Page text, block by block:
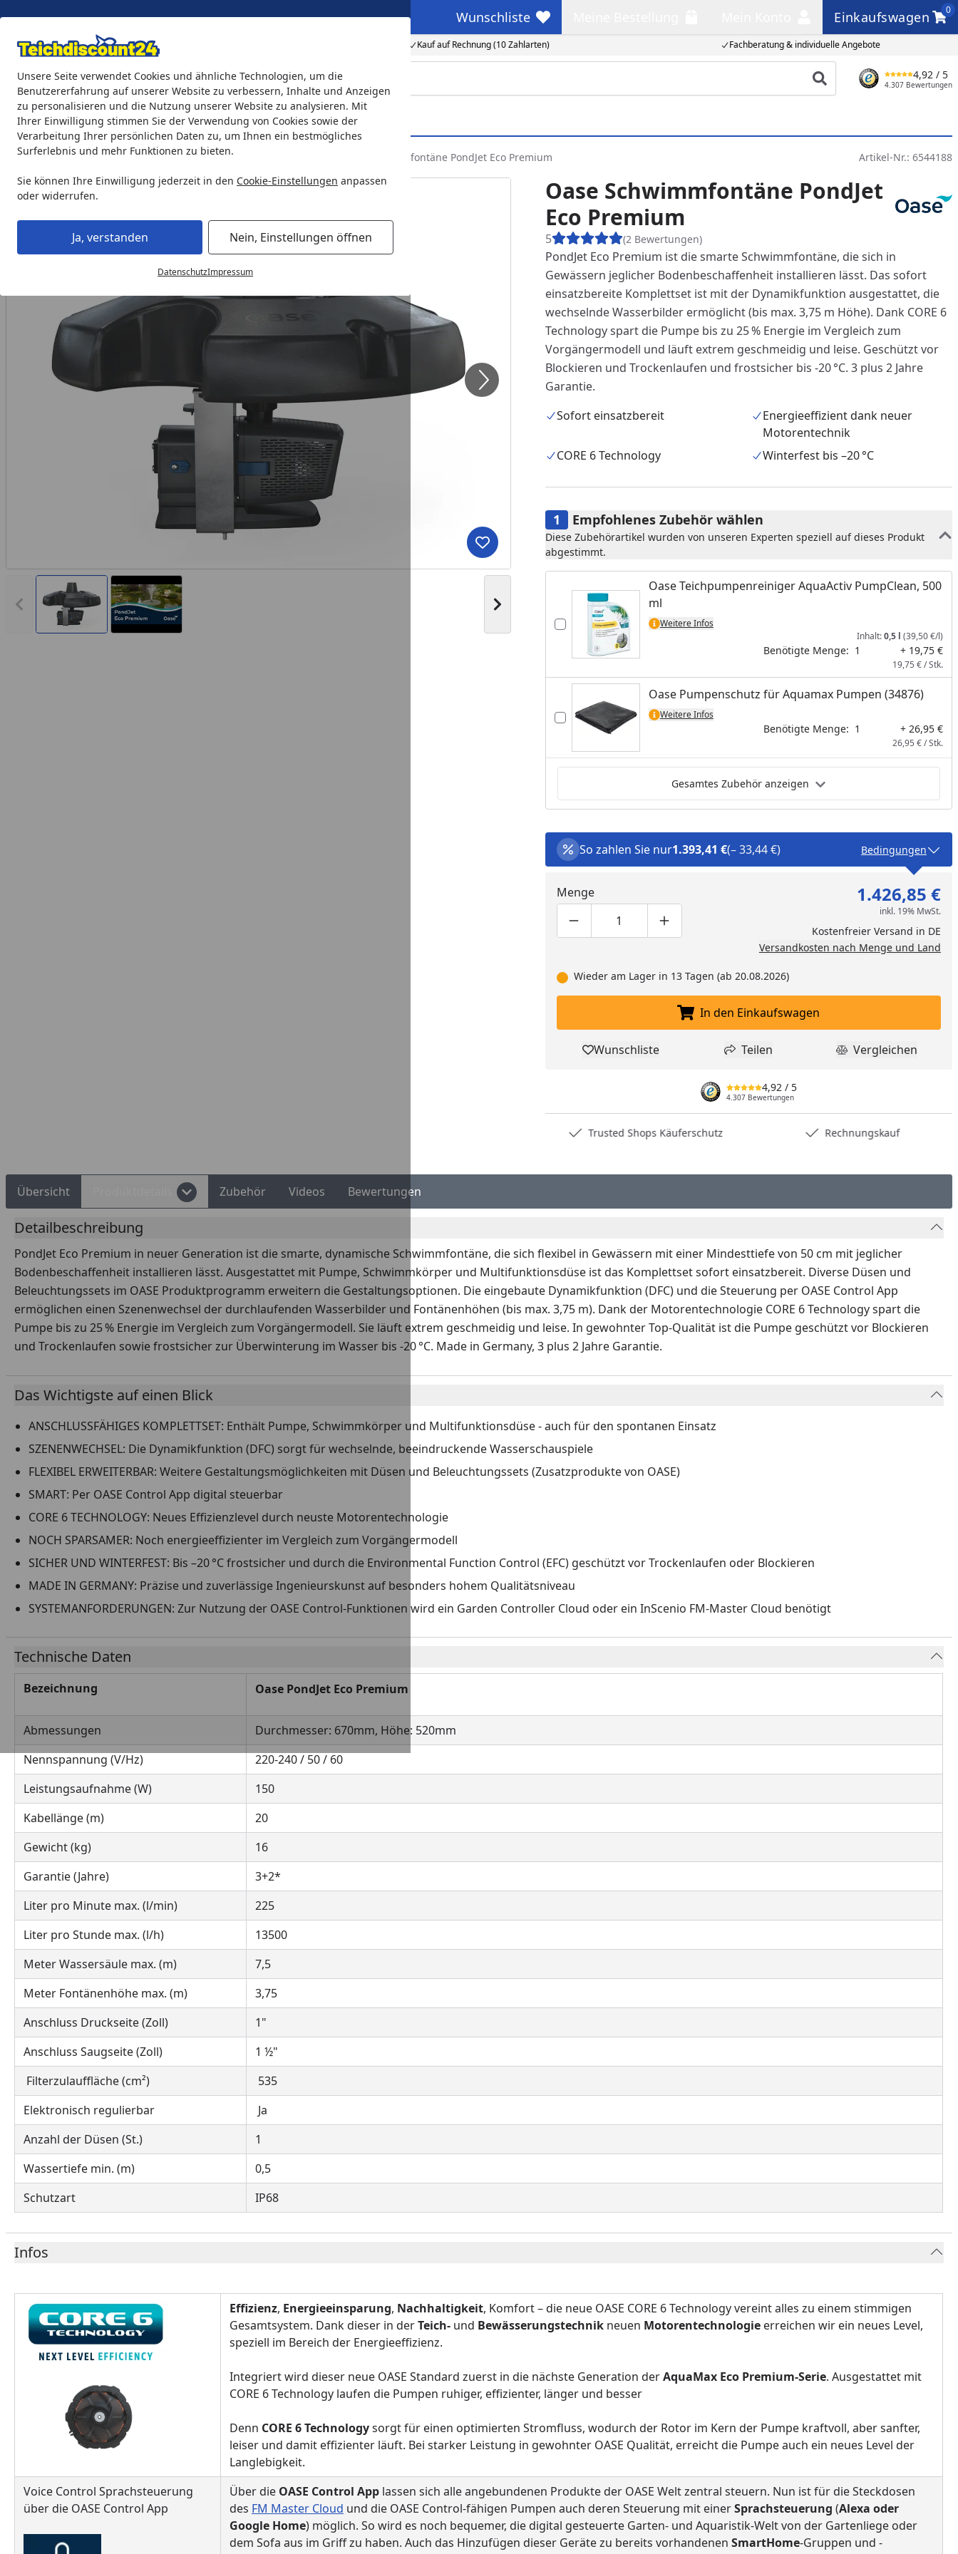
Unsere Seite verwendet Cookies und ähnliche Technologien, um die
Benutzererfahrung auf unserer Website zu verbessern, Inhalte und Anzeigen
zu personalisieren und die Nutzung unserer Website zu analysieren. Mit
Ihrer Einwilligung stimmen Sie der Verwendung von Cookies sowie der
Verarbeitung Ihrer persönlichen Daten zu, um Ihnen ein bestmögliches
Surferlebnis und mehr Funktionen zu bieten.
Sie können Ihre Einwilligung jederzeit in den Cookie-Einstellungen anpassen
oder widerrufen.
Ja, verstanden Nein, Einstellungen öffnen
DatenschutzImpressum
Eigene Montage-Teams Kauf auf Rechnung (10 Zahlarten) Fachberatung & individuelle Angebote
Wunschliste
Wunschliste Einkaufswagen
0
Einkaufswagen
Produkt suchen
4,92 / 5
4.307 Bewertungen
Teichprodukte Aquaristik Söll Teichpflege & Fischfutter
Teichprodukte Wasserspiele Schwimmende Wasserspiele Oase Schwimmfontäne PondJet Eco Premium Artikel-Nr.: 6544188
Youtube-Video
Vorheriges Bild anzeigen Nächstes Bild anzeigen
Produkt zur Wunschliste hinzufügen
Oase Schwimmfontäne PondJet
Eco Premium
5 (2 Bewertungen)
PondJet Eco Premium ist die smarte Schwimmfontäne, die sich in
Gewässern jeglicher Bodenbeschaffenheit installieren lässt. Das sofort
einsatzbereite Komplettset ist mit der Dynamikfunktion ausgestattet, die
wechselnde Wasserbilder ermöglicht (bis max. 3,75 m Höhe). Dank CORE 6
Technology spart die Pumpe bis zu 25 % Energie im Vergleich zum
Vorgängermodell und läuft extrem geschmeidig und leise. Geschützt vor
Blockieren und Trockenlaufen und frostsicher bis -20 °C. 3 plus 2 Jahre
Garantie.
Sofort einsatzbereit
Energieeffizient dank neuer
Motorentechnik
CORE 6 Technology
Winterfest bis –20 °C
Empfohlenes Zubehör wählen
Diese Zubehörartikel wurden von unseren Experten speziell auf dieses Produkt
abgestimmt.
Oase Teichpumpenreiniger AquaActiv PumpClean, 500
ml
Weitere Infos
Inhalt:0,5 l (39,50 €/l)
Benötigte Menge: 1 + 19,75 €
19,75 € / Stk.
Oase Pumpenschutz für Aquamax Pumpen (34876)
Weitere Infos
Benötigte Menge: 1 + 26,95 €
26,95 € / Stk.
Gesamtes Zubehör anzeigen
So zahlen Sie nur1.393,41 €(– 33,44 €) Bedingungen
Menge
Produktmenge um eins verringern
Produktmenge manuell eingeben
Produktmenge um eins erhöhen
1.426,85 €
inkl. 19% MwSt.
Kostenfreier Versand in DE
Versandkosten nach Menge und Land
Wieder am Lager in 13 Tagen (ab 20.08.2026)
In den Einkaufswagen legen
In den Einkaufswagen
Produkt zur Wunschliste hinzufügen
Wunschliste Teilen
Teilen Produkt
Vergleichen
4,92 / 5
4.307 Bewertungen
Trusted Shops Käuferschutz Rechnungskauf
Übersicht Zubehör Videos Bewertungen
Detailbeschreibung
PondJet Eco Premium in neuer Generation ist die smarte, dynamische Schwimmfontäne, die sich flexibel in Gewässern mit einer Mindesttiefe von 50 cm mit jeglicher
Bodenbeschaffenheit installieren lässt. Ausgestattet mit Pumpe, Schwimmkörper und Multifunktionsdüse ist das Komplettset sofort einsatzbereit. Diverse Düsen und
Beleuchtungssets im OASE Produktprogramm erweitern die Gestaltungsoptionen. Die eingebaute Dynamikfunktion (DFC) und die Steuerung per OASE Control App
ermöglichen einen Szenenwechsel der durchlaufenden Wasserbilder und Fontänenhöhen (bis max. 3,75 m). Dank der Motorentechnologie CORE 6 Technology spart die
Pumpe bis zu 25 % Energie im Vergleich zum Vorgängermodell. Sie läuft extrem geschmeidig und leise. In gewohnter Top-Qualität ist die Pumpe geschützt vor Blockieren
und Trockenlaufen sowie frostsicher zur Überwinterung im Wasser bis -20 °C. Made in Germany, 3 plus 2 Jahre Garantie.
Das Wichtigste auf einen Blick
ANSCHLUSSFÄHIGES KOMPLETTSET: Enthält Pumpe, Schwimmkörper und Multifunktionsdüse - auch für den spontanen Einsatz
SZENENWECHSEL: Die Dynamikfunktion (DFC) sorgt für wechselnde, beeindruckende Wasserschauspiele
FLEXIBEL ERWEITERBAR: Weitere Gestaltungsmöglichkeiten mit Düsen und Beleuchtungssets (Zusatzprodukte von OASE)
SMART: Per OASE Control App digital steuerbar
CORE 6 TECHNOLOGY: Neues Effizienzlevel durch neuste Motorentechnologie
NOCH SPARSAMER: Noch energieeffizienter im Vergleich zum Vorgängermodell
SICHER UND WINTERFEST: Bis –20 °C frostsicher und durch die Environmental Function Control (EFC) geschützt vor Trockenlaufen oder Blockieren
MADE IN GERMANY: Präzise und zuverlässige Ingenieurskunst auf besonders hohem Qualitätsniveau
SYSTEMANFORDERUNGEN: Zur Nutzung der OASE Control-Funktionen wird ein Garden Controller Cloud oder ein InScenio FM-Master Cloud benötigt
Technische Daten
Bezeichnung Oase PondJet Eco Premium
Abmessungen
Durchmesser: 670mm, Höhe: 520mm
Nennspannung (V/Hz)
220-240 / 50 / 60
Leistungsaufnahme (W)
150
Kabellänge (m)
20
Gewicht (kg)
16
Garantie (Jahre)
3+2*
Liter pro Minute max. (l/min)
225
Liter pro Stunde max. (l/h)
13500
Meter Wassersäule max. (m)
7,5
Meter Fontänenhöhe max. (m)
3,75
Anschluss Druckseite (Zoll)
1"
Anschluss Saugseite (Zoll)
1 ½"
Filterzulauffläche (cm²)
535
Elektronisch regulierbar
Ja
Anzahl der Düsen (St.)
1
Wassertiefe min. (m)
0,5
Schutzart
IP68
Infos
Effizienz, Energieeinsparung, Nachhaltigkeit, Komfort – die neue OASE CORE 6 Technology vereint alles zu einem stimmigen
Gesamtsystem. Dank dieser in derTeich- und Bewässerungstechnik neuen Motorentechnologie erreichen wir ein neues Level,
speziell im Bereich der Energieeffizienz.
Integriert wird dieser neue OASE Standard zuerst in die nächste Generation derAquaMax Eco Premium-Serie. Ausgestattet mit
CORE 6 Technology laufen die Pumpen ruhiger, effizienter, länger und besser
Denn CORE 6 Technologysorgt für einen optimierten Stromfluss, wodurch der Rotor im Kern der Pumpe kraftvoll, aber sanfter,
leiser und damit effizienter läuft. Bei starker Leistung in gewohnter OASE Qualität, erreicht die Pumpe auch ein neues Level der
Langlebigkeit.
Voice Control Sprachsteuerung
über die OASE Control App
Über die OASE Control App lassen sich alle angebundenen Produkte der OASE Welt zentral steuern. Nun ist für die Steckdosen
des FM Master Cloud und die OASE Control-fähigen Pumpen auch deren Steuerung mit einerSprachsteuerung (Alexa oder
Google Home) möglich. So wird es noch bequemer, die digital gesteuerte Garten- und Aquaristik-Welt von der Gartenliege oder
dem Sofa aus im Griff zu haben. Auch das Hinzufügen dieser Geräte zu bereits vorhandenen SmartHome-Gruppen und -